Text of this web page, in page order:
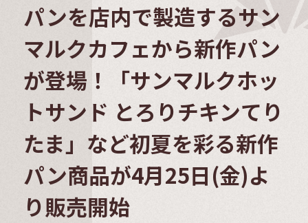
パンを店内で製造するサン
マルクカフェから新作パン
が登場！「サンマルクホッ
トサンド とろりチキンてり
たま」など初夏を彩る新作
パン商品が4月25日(金)よ
り販売開始